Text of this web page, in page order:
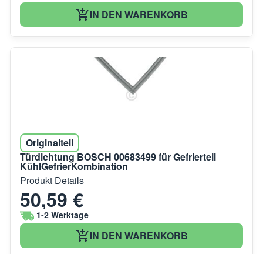
IN DEN WARENKORB
Originalteil
Türdichtung BOSCH 00683499 für Gefrierteil
KühlGefrierKombination
Produkt Details
50,59 €
1-2 Werktage
IN DEN WARENKORB